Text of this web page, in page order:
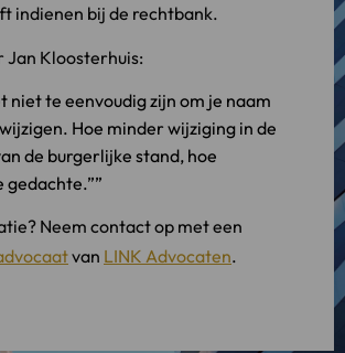
indienen bij de rechtbank.
Kloosterhuis:
niet te eenvoudig zijn om je naam
Hoe minder wijziging in de
de burgerlijke stand, hoe
gedachte.”
Neem contact op met een
van LINK Advocaten.